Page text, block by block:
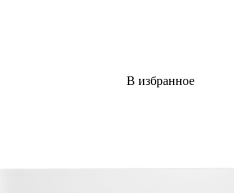
В избранное